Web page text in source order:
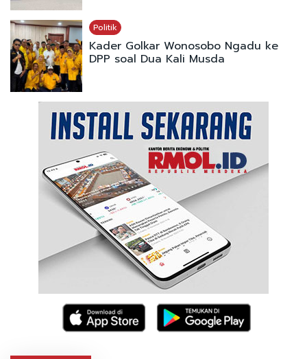
Politik
Kader Golkar Wonosobo Ngadu ke
DPP soal Dua Kali Musda